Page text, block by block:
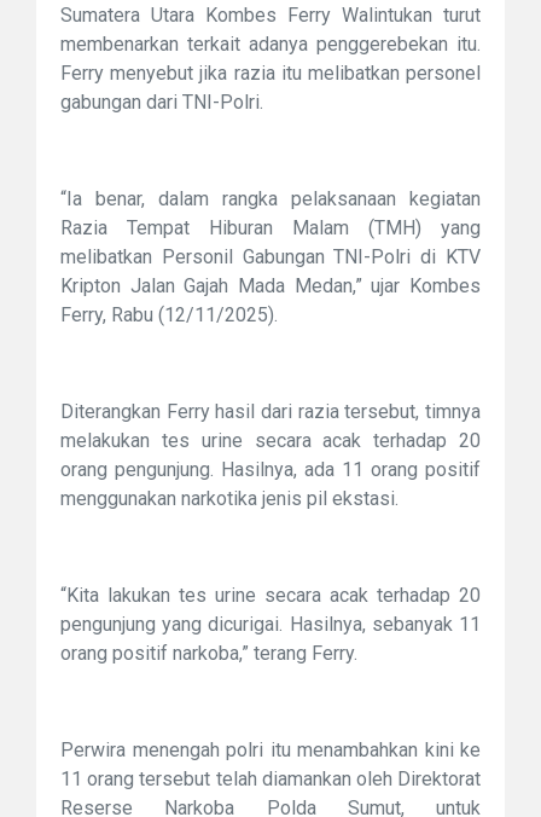
Sumatera Utara Kombes Ferry Walintukan turut
membenarkan terkait adanya penggerebekan itu.
Ferry menyebut jika razia itu melibatkan personel
gabungan dari TNI-Polri.
“Ia benar, dalam rangka pelaksanaan kegiatan
Razia Tempat Hiburan Malam (TMH) yang
melibatkan Personil Gabungan TNI-Polri di KTV
Kripton Jalan Gajah Mada Medan,” ujar Kombes
Ferry, Rabu (12/11/2025).
Diterangkan Ferry hasil dari razia tersebut, timnya
melakukan tes urine secara acak terhadap 20
orang pengunjung. Hasilnya, ada 11 orang positif
menggunakan narkotika jenis pil ekstasi.
“Kita lakukan tes urine secara acak terhadap 20
pengunjung yang dicurigai. Hasilnya, sebanyak 11
orang positif narkoba,” terang Ferry.
Perwira menengah polri itu menambahkan kini ke
11 orang tersebut telah diamankan oleh Direktorat
Reserse Narkoba Polda Sumut, untuk